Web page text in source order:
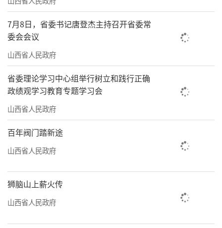
绿色低碳转型重大使命的山西而言，这是一次
促进区域能源结构优化的具体实践。
近年来，山西转型综合改革示范区因地制
宜，加快绿色低碳技术攻关，将新能源产业链
作为深化能源革命、推进能源转型的关键抓
手，纳入重点产业布局，持续加大支持培育力
度。同时，坚持“招大引强育才”，2025年，
累计谋划招引项目293个，并形成了滚动实施、
有效接续的发展态势，特别是成功引进计划投
资40亿元的尚太锂电年产20万吨锂电池负极材
料、计划投资20亿元的六面顶超硬材料产业化
及北京卫蓝半固态电池、中国煤科大型煤机装
备制造、科瑞煤层气高端装备制造等一批重大
7月8日，省委书记唐登杰主持召开省委常
委会会议
山西省人民政府
省委理论学习中心组举行树立和践行正确
政绩观学习教育专题学习会
山西省人民政府
百年阀门踏新途
山西省人民政府
狮脑山上薪火传
山西省人民政府